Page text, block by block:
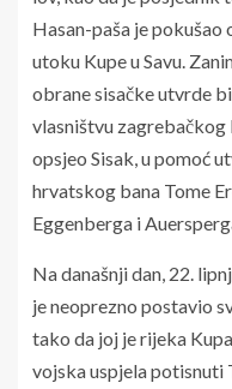
Hasan-paša je
utoku Kupe u Savu.
obrane sisačke utvrde
vlasništvu zagrebačkog
opsjeo Sisak, u pomoć
hrvatskog bana Tome
Eggenberga i
Na današnji dan, 22.
je neoprezno postavio
tako da joj je rijeka
vojska uspjela potisnuti